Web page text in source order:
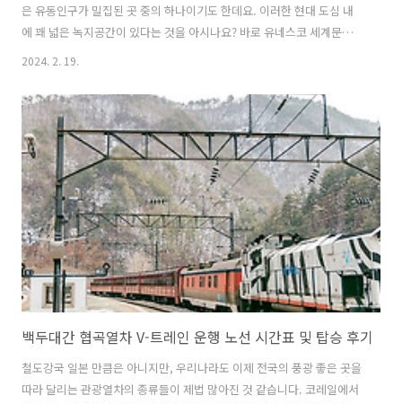
은 유동인구가 밀집된 곳 중의 하나이기도 한데요. 이러한 현대 도심 내
에 꽤 넓은 녹지공간이 있다는 것을 아시나요? 바로 유네스코 세계문화
유산으로도 지정된 조선왕릉인 선릉과 정릉이 위치해 있습니다. 답답한
일 수도 있는데요. 오히려 이런 점 때문에 평일 점심시간이나 잠깐의 휴
식시간 동안 강남 부근의 직장인 분들이 가끔 왕릉의 숲길을 산책하며 걸
을 수 있는 곳이 되기도 하지요. 조선왕릉 선릉 정릉 관람료 입장료 다만,
아무래도 세계문화유산으로 관리되고 있는 곳이라 별도의 입장료가 필
요한데요. 대인(만 25~64세) 기준으로 1000원입니다. 비교적 부담없는
금액이기도 하고..
2024. 2. 19.
백두대간 협곡열차 V-트레인 운행 노선 시간표 및 탑승 후기
철도강국 일본 만큼은 아니지만, 우리나라도 이제 전국의 풍광 좋은 곳을
따라 달리는 관광열차의 종류들이 제법 많아진 것 같습니다. 코레일에서